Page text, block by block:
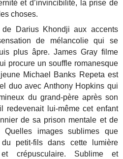
et d’invincibilité, la prise de
choses.
de Darius Khondji aux accents
de mélancolie qui se
plus âpre. James Gray filme
procure un souffle romanesque
Michael Banks Repeta est
duo avec Anthony Hopkins qui
du grand-père après son
redevenait lui-même cet enfant
de sa prison mentale et de
Quelles images sublimes que
petit-fils dans cette lumière
crépusculaire. Sublime et